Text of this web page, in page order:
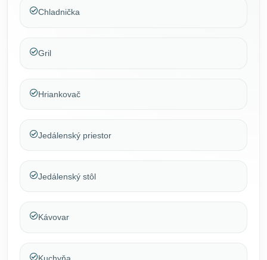
Chladnička
Gril
Hriankovač
Jedálenský priestor
Jedálenský stôl
Kávovar